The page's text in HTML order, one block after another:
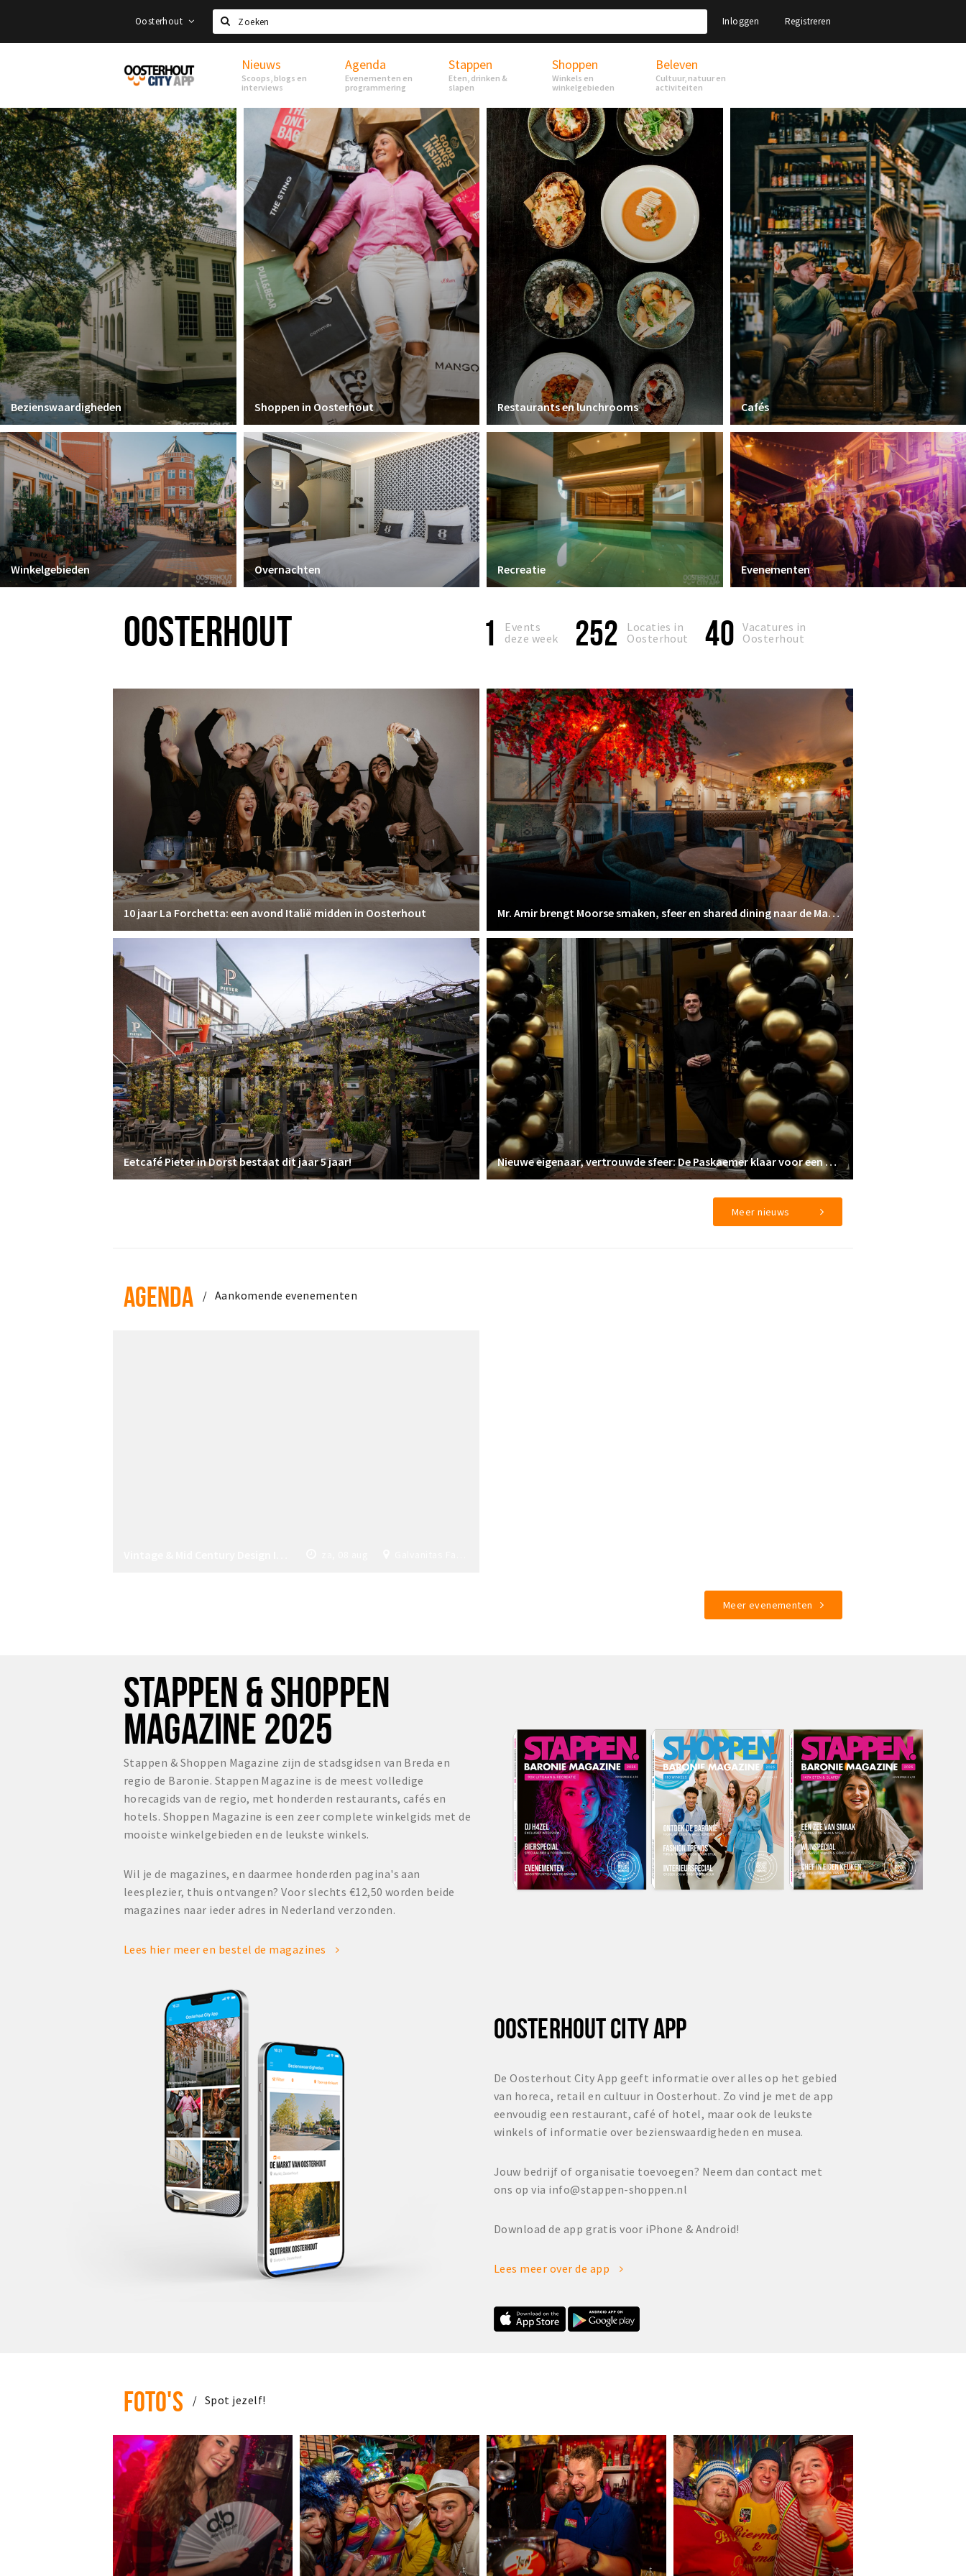
Oosterhout
Zoeken
Inloggen Registreren
Proef
Oosterhout
Nieuws
Scoops, blogs en
interviews
Agenda
Evenementen en
programmering
Stappen
Eten, drinken &
slapen
Shoppen
Winkels en
winkelgebieden
Beleven
Cultuur, natuur en
activiteiten
Bezienswaardigheden Shoppen in Oosterhout Restaurants en lunchrooms Cafés
Winkelgebieden Overnachten Recreatie Evenementen
OOSTERHOUT 1
Events
deze week
252
Locaties in
Oosterhout
40
Vacatures in
Oosterhout
10 jaar La Forchetta: een avond Italië midden in Oosterhout Mr. Amir brengt Moorse smaken, sfeer en shared dining naar de Markt in Oosterhout
Eetcafé Pieter in Dorst bestaat dit jaar 5 jaar! Nieuwe eigenaar, vertrouwde sfeer: De Paskaemer klaar voor een nieuw hoofdstuk
Meer nieuws
AGENDA Aankomende evenementen
Meer evenementen
STAPPEN & SHOPPEN
MAGAZINE 2025
Stappen & Shoppen Magazine zijn de stadsgidsen van Breda en
regio de Baronie. Stappen Magazine is de meest volledige
horecagids van de regio, met honderden restaurants, cafés en
hotels. Shoppen Magazine is een zeer complete winkelgids met de
mooiste winkelgebieden en de leukste winkels.
Wil je de magazines, en daarmee honderden pagina's aan
leesplezier, thuis ontvangen? Voor slechts €12,50 worden beide
magazines naar ieder adres in Nederland verzonden.
Lees hier meer en bestel de magazines
OOSTERHOUT CITY APP
De Oosterhout City App geeft informatie over alles op het gebied
van horeca, retail en cultuur in Oosterhout. Zo vind je met de app
eenvoudig een restaurant, café of hotel, maar ook de leukste
winkels of informatie over bezienswaardigheden en musea.
Jouw bedrijf of organisatie toevoegen? Neem dan contact met
ons op via info@stappen-shoppen.nl
Download de app gratis voor iPhone & Android!
Lees meer over de app
FOTO'S Spot jezelf!